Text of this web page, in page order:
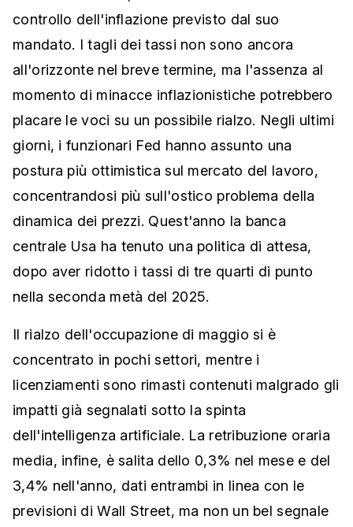
controllo dell'inflazione previsto dal suo
mandato. I tagli dei tassi non sono ancora
all'orizzonte nel breve termine, ma l'assenza al
momento di minacce inflazionistiche potrebbero
placare le voci su un possibile rialzo. Negli ultimi
giorni, i funzionari Fed hanno assunto una
postura più ottimistica sul mercato del lavoro,
concentrandosi più sull'ostico problema della
dinamica dei prezzi. Quest'anno la banca
centrale Usa ha tenuto una politica di attesa,
dopo aver ridotto i tassi di tre quarti di punto
nella seconda metà del 2025.
Il rialzo dell'occupazione di maggio si è
concentrato in pochi settori, mentre i
licenziamenti sono rimasti contenuti malgrado gli
impatti già segnalati sotto la spinta
dell'intelligenza artificiale. La retribuzione oraria
media, infine, è salita dello 0,3% nel mese e del
3,4% nell'anno, dati entrambi in linea con le
previsioni di Wall Street, ma non un bel segnale